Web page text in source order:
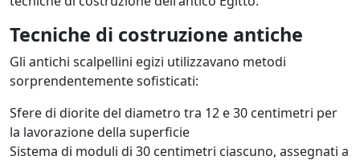
Tecniche di costruzione antiche
Gli antichi scalpellini egizi utilizzavano metodi
sorprendentemente sofisticati:
Sfere di diorite del diametro tra 12 e 30 centimetri per
la lavorazione della superficie
Sistema di moduli di 30 centimetri ciascuno, assegnati a